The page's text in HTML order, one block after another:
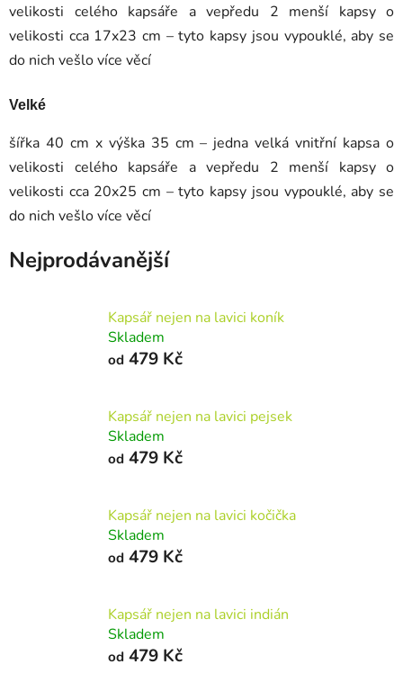
velikosti celého kapsáře a vepředu 2 menší kapsy o
velikosti cca 17x23 cm – tyto kapsy jsou vypouklé, aby se
do nich vešlo více věcí
Velké
šířka 40 cm x výška 35 cm – jedna velká vnitřní kapsa o
velikosti celého kapsáře a vepředu 2 menší kapsy o
velikosti cca 20x25 cm – tyto kapsy jsou vypouklé, aby se
do nich vešlo více věcí
Nejprodávanější
Kapsář nejen na lavici koník
Skladem
od 479 Kč
Kapsář nejen na lavici pejsek
Skladem
od 479 Kč
Kapsář nejen na lavici kočička
Skladem
od 479 Kč
Kapsář nejen na lavici indián
Skladem
od 479 Kč